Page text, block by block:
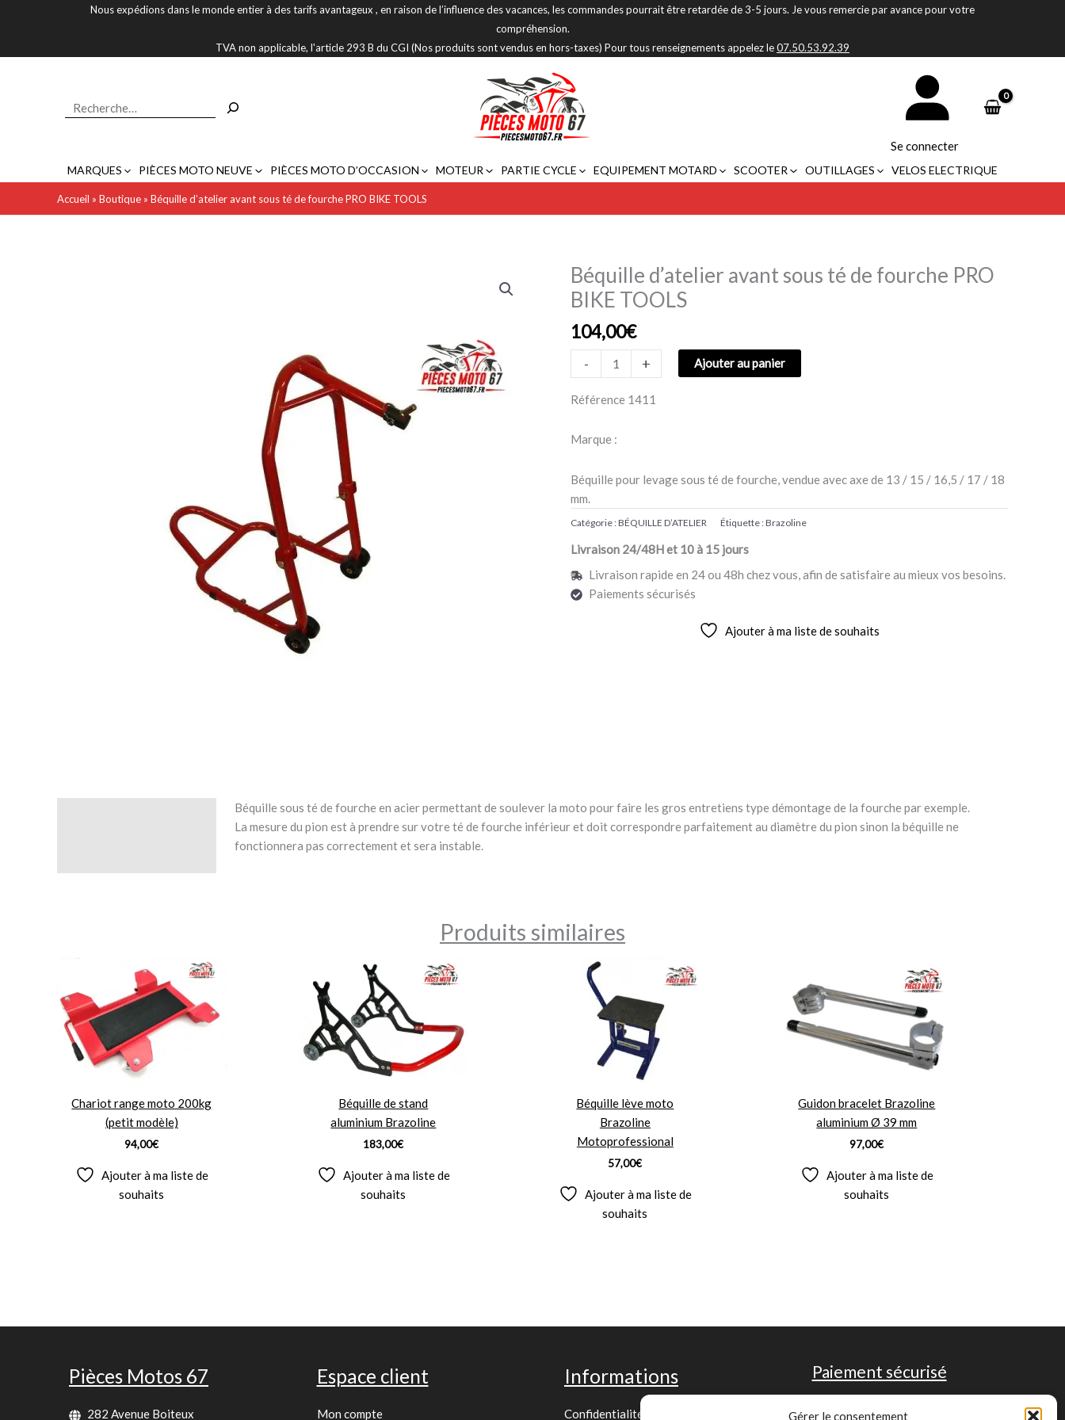
Gérer le consentement
Nous expédions dans le monde entier à des tarifs avantageux , en raison de l’influence des vacances, les commandes pourrait être retardée de 3-5 jours. Je vous remercie par avance pour votre
compréhension.
TVA non applicable, l'article 293 B du CGI (Nos produits sont vendus en hors-taxes) Pour tous renseignements appelez le07.50.53.92.39
Se connecter
MARQUES PIÈCES MOTO NEUVE PIÈCES MOTO D’OCCASION MOTEUR PARTIE CYCLE EQUIPEMENT MOTARD SCOOTER OUTILLAGES VELOS ELECTRIQUE
Accueil » Boutique » Béquille d’atelier avant sous té de fourche PRO BIKE TOOLS
Béquille d’atelier avant sous té de fourche PRO
BIKE TOOLS
104,00€
-
quantité
de
Béquille
d'atelier
avant
sous
de
PRO
TOOLS
+ Ajouter au panier
Référence 1411
Marque :
Béquille pour levage sous té de fourche, vendue avec axe de 13 / 15 / 16,5 / 17 / 18
mm.
Catégorie :BÉQUILLE D’ATELIER Étiquette :Brazoline
Livraison 24/48H et 10 à 15 jours
Livraison rapide en 24 ou 48h chez vous, afin de satisfaire au mieux vos besoins.
Paiements sécurisés
Ajouter à ma liste de souhaits
Béquille sous té de fourche en acier permettant de soulever la moto pour faire les gros entretiens type démontage de la fourche par exemple.
La mesure du pion est à prendre sur votre té de fourche inférieur et doit correspondre parfaitement au diamètre du pion sinon la béquille ne
fonctionnera pas correctement et sera instable.
Produits similaires
Chariot range moto 200kg
(petit modèle)
94,00€
Ajouter à ma liste de
souhaits
Béquille de stand
aluminium Brazoline
183,00€
Ajouter à ma liste de
souhaits
Béquille lève moto
Brazoline
Motoprofessional
57,00€
Ajouter à ma liste de
souhaits
Guidon bracelet Brazoline
aluminium Ø 39 mm
97,00€
Ajouter à ma liste de
souhaits
Pièces Motos 67
282 Avenue Boiteux
Espace client
Mon compte
Informations
Confidentialité
Paiement sécurisé